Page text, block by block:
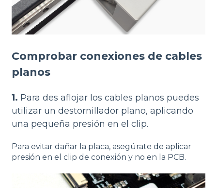
Comprobar conexiones de cables
planos
1. Para des aflojar los cables planos puedes
utilizar un destornillador plano, aplicando
una pequeña presión en el clip.
Para evitar dañar la placa, asegúrate de aplicar
presión en el clip de conexión y no en la PCB.